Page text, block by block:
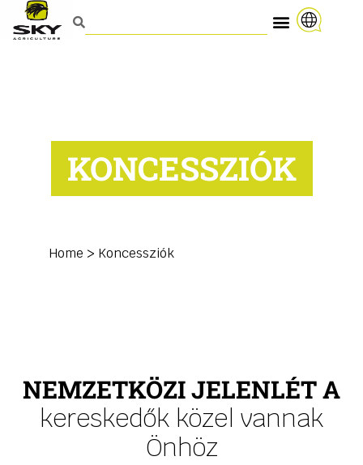
KONCESSZIÓK
Home > Koncessziók
NEMZETKÖZI JELENLÉT A
kereskedők közel vannak
Önhöz